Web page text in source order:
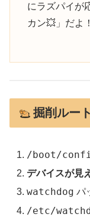
にラズパイが
カン💥」だよ！
掘削ルー
/boot/
デバイスが見
watchdog パ
/etc/